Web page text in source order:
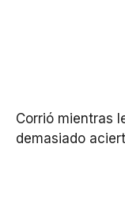
Corrió mientras
demasiado